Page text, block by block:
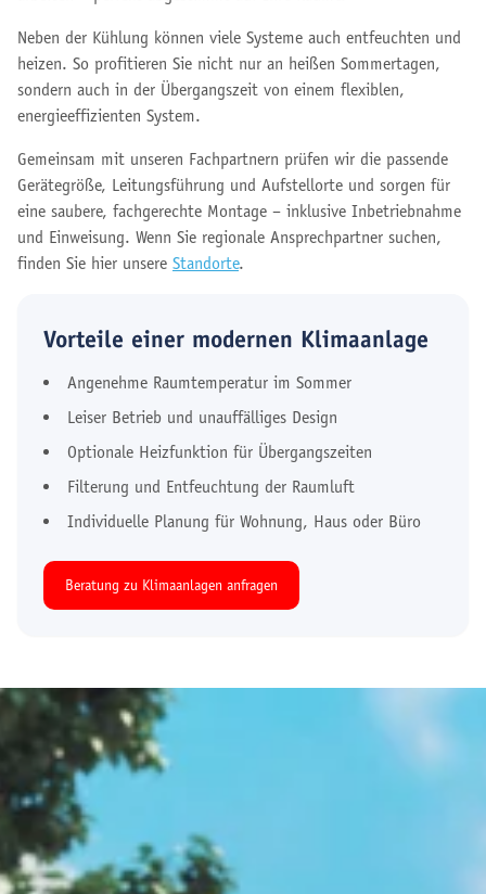
Neben der Kühlung können viele Systeme auch entfeuchten und
heizen. So profitieren Sie nicht nur an heißen Sommertagen,
sondern auch in der Übergangszeit von einem flexiblen,
energieeffizienten System.
Gemeinsam mit unseren Fachpartnern prüfen wir die passende
Gerätegröße, Leitungsführung und Aufstellorte und sorgen für
eine saubere, fachgerechte Montage – inklusive Inbetriebnahme
und Einweisung. Wenn Sie regionale Ansprechpartner suchen,
finden Sie hier unsere Standorte.
Vorteile einer modernen Klimaanlage
Angenehme Raumtemperatur im Sommer
Leiser Betrieb und unauffälliges Design
Optionale Heizfunktion für Übergangszeiten
Filterung und Entfeuchtung der Raumluft
Individuelle Planung für Wohnung, Haus oder Büro
Beratung zu Klimaanlagen anfragen